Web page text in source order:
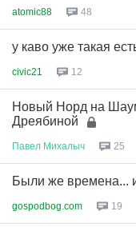
atomic88 48
у каво уже такая
civic21 12
Новый Норд на
Дреябиной
Павел Михалыч 25
Были же времена...
gospodbog.com 19